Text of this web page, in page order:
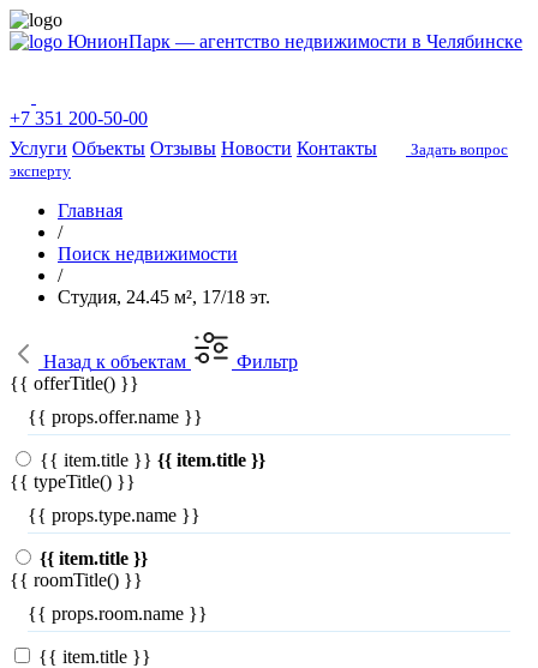
ЮнионПарк — агентство недвижимости в Челябинске
+7 351 200-50-00
Услуги Объекты Отзывы Новости Контакты
Задать вопрос
эксперту
Главная
/
Поиск недвижимости
/
Студия, 24.45 м², 17/18 эт.
Назад к объектам
Фильтр
{{ offerTitle() }}
{{ props.offer.name }}
{{ item.title }} {{ item.title }}
{{ typeTitle() }}
{{ props.type.name }}
{{ item.title }}
{{ roomTitle() }}
{{ props.room.name }}
{{ item.title }}